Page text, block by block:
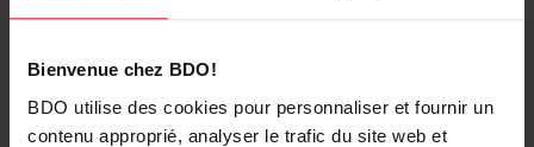
Bienvenue chez BDO!
BDO utilise des cookies pour personnaliser et fournir un
contenu approprié, analyser le trafic du site web et
;
accélérer la croissance grâce à des
transactions stratégiques –offrir un soutien
complet à chaque étape d'une transaction :